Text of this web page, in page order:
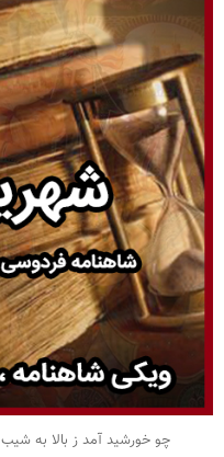
چو خورشید آمد ز بالا به شیب